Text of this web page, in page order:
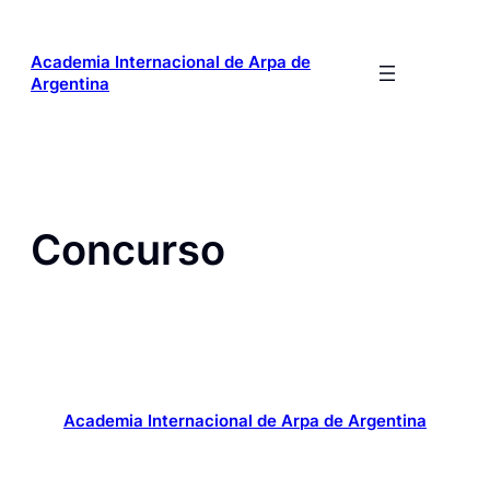
contenido
Academia Internacional de Arpa de
Argentina
Concurso
Academia Internacional de Arpa de Argentina